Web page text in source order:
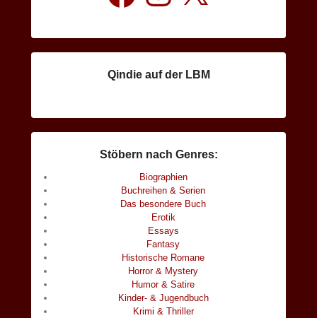
Qindie auf der LBM
Stöbern nach Genres:
Biographien
Buchreihen & Serien
Das besondere Buch
Erotik
Essays
Fantasy
Historische Romane
Horror & Mystery
Humor & Satire
Kinder- & Jugendbuch
Krimi & Thriller